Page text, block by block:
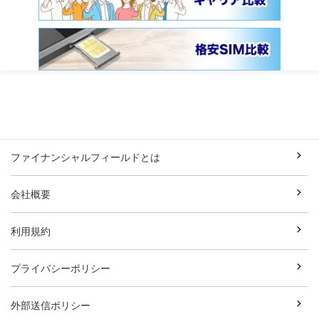
ファイナンシャルフィールドとは
会社概要
利用規約
プライバシーポリシー
外部送信ポリシー